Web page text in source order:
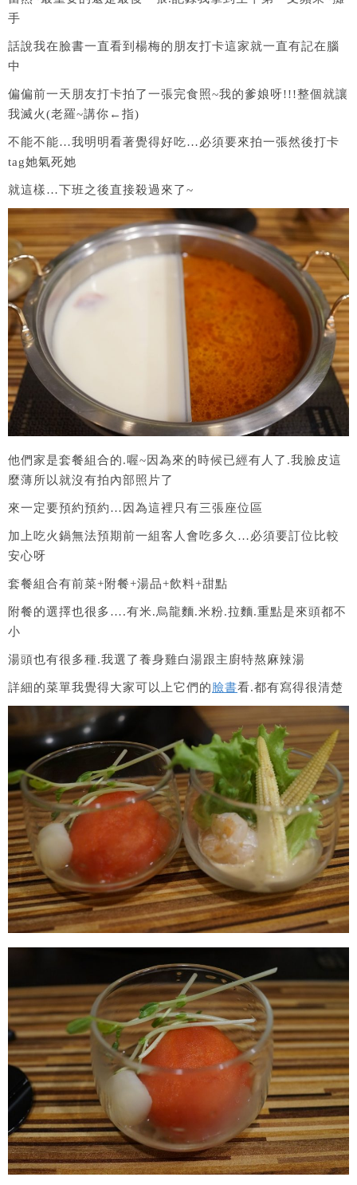
手
話說我在臉書一直看到楊梅的朋友打卡這家就一直有記在腦
中
偏偏前一天朋友打卡拍了一張完食照~我的爹娘呀!!!整個就讓
我滅火(老羅~講你←指)
不能不能…我明明看著覺得好吃…必須要來拍一張然後打卡
tag她氣死她
就這樣…下班之後直接殺過來了~
他們家是套餐組合的.喔~因為來的時候已經有人了.我臉皮這
麼薄所以就沒有拍內部照片了
來一定要預約預約…因為這裡只有三張座位區
加上吃火鍋無法預期前一組客人會吃多久…必須要訂位比較
安心呀
套餐組合有前菜+附餐+湯品+飲料+甜點
附餐的選擇也很多….有米.烏龍麵.米粉.拉麵.重點是來頭都不
小
湯頭也有很多種.我選了養身雞白湯跟主廚特熬麻辣湯
詳細的菜單我覺得大家可以上它們的臉書看.都有寫得很清楚